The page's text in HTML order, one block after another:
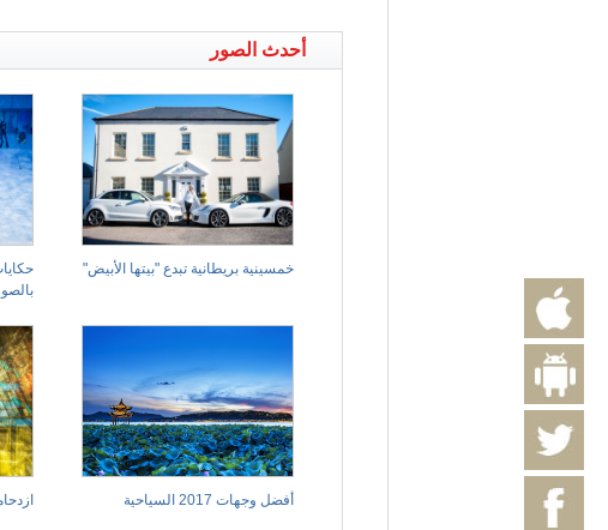
أحدث الصور
خمسينية بريطانية تبدع "بيتها الأبيض"
أفضل وجهات 2017 السياحية